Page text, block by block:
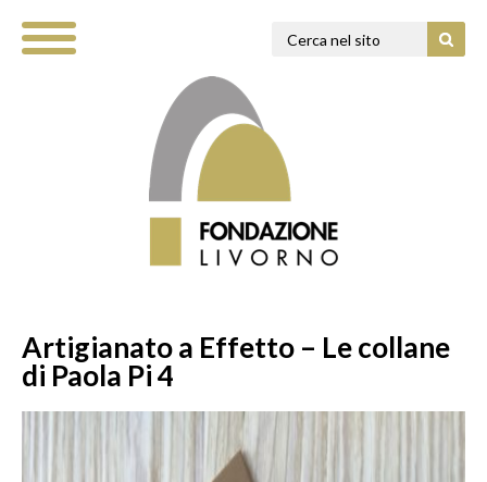
Artigianato a Effetto – Le collane
di Paola Pi 4